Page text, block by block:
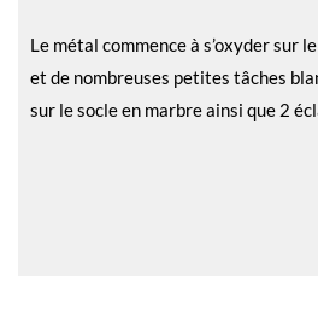
Le métal commence à s’oxyder sur
et de nombreuses petites tâches
sur le socle en marbre ainsi que 2